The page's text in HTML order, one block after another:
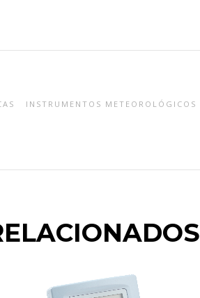
INSTRUMENTOS METEOROLÓGICOS